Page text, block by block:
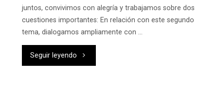
juntos, convivimos con alegría y trabajamos sobre dos
cuestiones importantes: En relación con este segundo
tema, dialogamos ampliamente con …
Seguir leyendo "Encuentro